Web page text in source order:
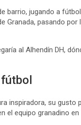
barrio, jugando a
Granada, pasando
al Alhendín DH,
inspiradora, su gusto
el equipo granadino